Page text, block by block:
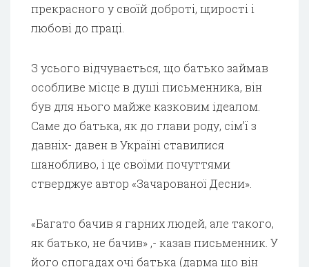
прекрасного у своїй доброті, щирості і
любові до праці.
З усього відчувається, що батько займав
особливе місце в душі письменника, він
був для нього майже казковим ідеалом.
Саме до батька, як до глави роду, сім’ї з
давніх- давен в Україні ставилися
шанобливо, і це своїми почуттями
стверджує автор «Зачарованої Десни».
«Багато бачив я гарних людей, але такого,
як батько, не бачив» ,- казав письменник. У
його спогадах очі батька (дарма що він